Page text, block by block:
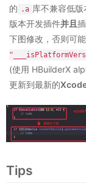
的 .a 库不兼容低版
版本开发插件并且
下图修改，否则可
(使用 HBuilderX
更新到最新的
Tips